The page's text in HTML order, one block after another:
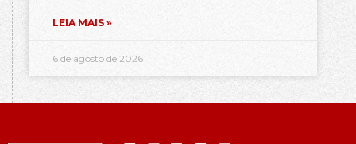
LEIA MAIS »
6 de agosto de 2026